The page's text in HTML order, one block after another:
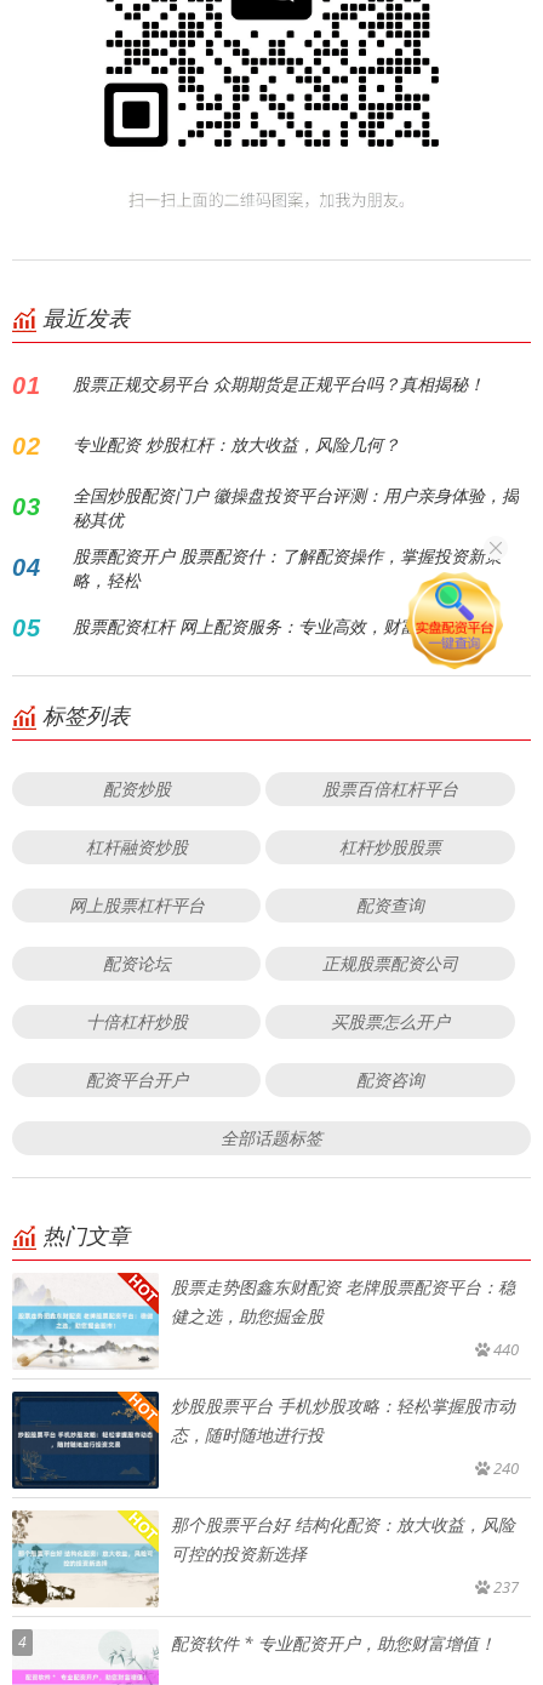
最近发表
01 股票正规交易平台 众期期货是正规平台吗？真相揭秘！
02 专业配资 炒股杠杆：放大收益，风险几何？
03
全国炒股配资门户 徽操盘投资平台评测：用户亲身体验，揭
秘其优
04
股票配资开户 股票配资什：了解配资操作，掌握投资新策
略，轻松
05 股票配资杠杆 网上配资服务：专业高效，财富倍增
标签列表
配资炒股 股票百倍杠杆平台
杠杆融资炒股 杠杆炒股股票
网上股票杠杆平台 配资查询
配资论坛 正规股票配资公司
十倍杠杆炒股 买股票怎么开户
配资平台开户 配资咨询
全部话题标签
热门文章
股票走势图鑫东财配资 老牌股票配资平台：稳
健之选，助您掘金股
440
炒股股票平台 手机炒股攻略：轻松掌握股市动
态，随时随地进行投
240
那个股票平台好 结构化配资：放大收益，风险
可控的投资新选择
237
4 配资软件 * 专业配资开户，助您财富增值！